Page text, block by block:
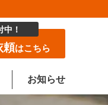
中！
頼はこちら
お知らせ